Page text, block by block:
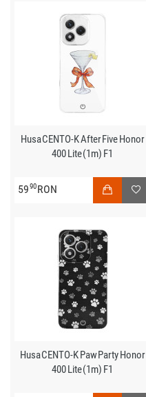
Husa CENTO-K After Five Honor
400 Lite (1m) F1
5990RON
Husa CENTO-K Paw Party Honor
400 Lite (1m) F1